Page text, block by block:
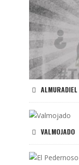
ALMURADIEL
VALMOJADO